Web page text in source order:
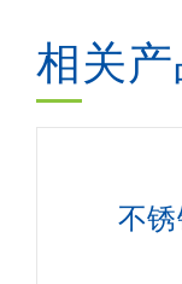
相关产
不锈